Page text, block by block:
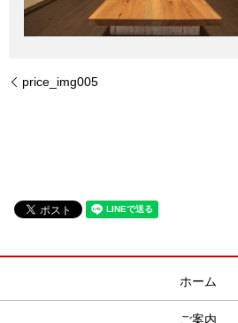
price_img005
ホーム
ご案内